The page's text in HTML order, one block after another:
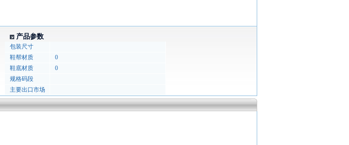
产品参数
包装尺寸
鞋帮材质
0
鞋底材质
0
规格码段
主要出口市场